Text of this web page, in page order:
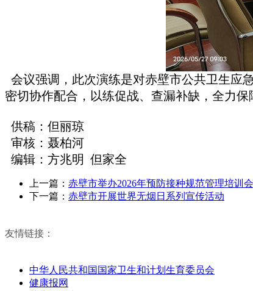
会议强调，此次演练是对赤壁市公共卫生应
密切协作配合，以练促战、查漏补缺，全力
供稿：但丽琼
审核：聂柏河
编辑：方兆明 但家全
上一篇： 赤壁市举办2026年预防接种规范管理培训
下一篇： 赤壁市开展世界无烟日系列宣传活动
友情链接：
中华人民共和国国家卫生和计划生育委员会
健康报网